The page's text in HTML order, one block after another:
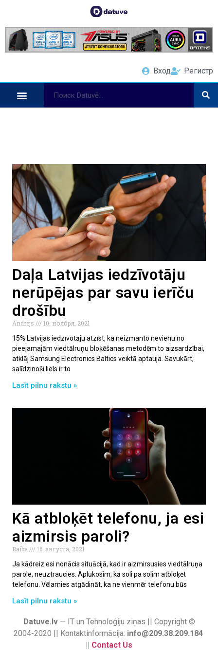
Вход Регистр
Daļa Latvijas iedzīvotāju
nerūpējas par savu ierīču
drošību
Andrejs
10. ноября, 2021
15% Latvijas iedzīvotāju atzīst, ka neizmanto nevienu no
pieejamajām viedtālruņu bloķēšanas metodēm to aizsardzībai,
atklāj Samsung Electronics Baltics veiktā aptauja. Savukārt,
salīdzinoši liels ir to
Lasīt pilnu rakstu »
Kā atbloķēt telefonu, ja esi
aizmirsis paroli?
Baiba
16. августа, 2021
Ja kādreiz esi nonācis situācijā, kad ir aizmirsusies viedtālruņa
parole, neuztraucies. Aplūkosim, kā soli pa solim atbloķēt
telefonu. Vēlamies atgādināt, ka ne vienmēr telefonu būs
Lasīt pilnu rakstu »
Datuve.lv— IT un Tehnoloģiju ziņas || Copyright ©
2004-2020 || Kontaktinformācija: info@209.38.209.184
|| Contact Us